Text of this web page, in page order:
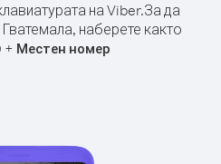
на Viber.За да
наберете както
+ Местен номер